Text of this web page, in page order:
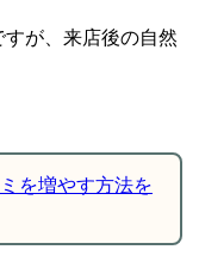
が、来店後の自然
を増やす方法を